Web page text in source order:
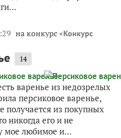
на конкурс «Конкурс
14
варенье из недозрелых
персиковое варенье,
получается из покупных
никогда его и не
мое любимое и...